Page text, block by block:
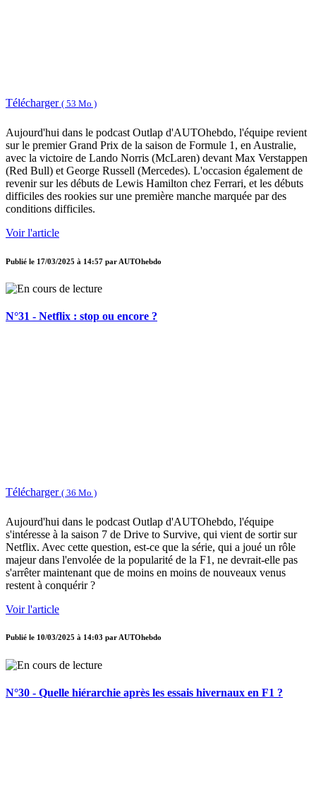
Télécharger ( 53 Mo )
Aujourd'hui dans le podcast Outlap d'AUTOhebdo, l'équipe revient
sur le premier Grand Prix de la saison de Formule 1, en Australie,
avec la victoire de Lando Norris (McLaren) devant Max Verstappen
(Red Bull) et George Russell (Mercedes). L'occasion également de
revenir sur les débuts de Lewis Hamilton chez Ferrari, et les débuts
difficiles des rookies sur une première manche marquée par des
conditions difficiles.
Voir l'article
Publié le 17/03/2025 à 14:57 par AUTOhebdo
N°31 - Netflix : stop ou encore ?
Télécharger ( 36 Mo )
Aujourd'hui dans le podcast Outlap d'AUTOhebdo, l'équipe
s'intéresse à la saison 7 de Drive to Survive, qui vient de sortir sur
Netflix. Avec cette question, est-ce que la série, qui a joué un rôle
majeur dans l'envolée de la popularité de la F1, ne devrait-elle pas
s'arrêter maintenant que de moins en moins de nouveaux venus
restent à conquérir ?
Voir l'article
Publié le 10/03/2025 à 14:03 parAUTOhebdo
N°30 - Quelle hiérarchie après les essais hivernaux en F1 ?